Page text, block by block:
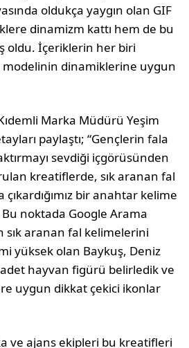
oldukça yaygın olan GIF
dinamizm kattı hem de bu
oldu. İçeriklerin her biri
modelinin dinamiklerine uygun
Marka Müdürü Yeşim
paylaştı; “Gençlerin fala
sevdiği içgörüsünden
kreatiflerde, sık aranan fal
bir anahtar kelime
noktada Google Arama
aranan fal kelimelerini
yüksek olan Baykuş, Deniz
adet hayvan figürü belirledik ve
uygun dikkat çekici ikonlar
ve ajans ekipleri bu kreatifleri